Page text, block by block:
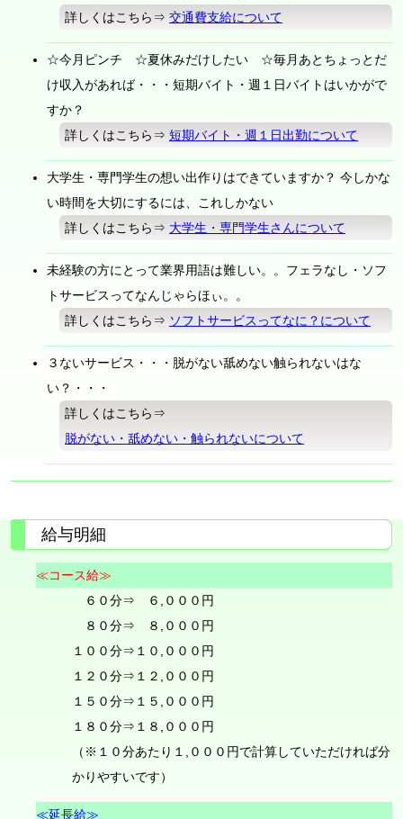
詳しくはこちら⇒交通費支給について
☆今月ピンチ ☆夏休みだけしたい ☆毎月あとちょっとだ
け収入があれば・・・短期バイト・週１日バイトはいかがで
すか？
詳しくはこちら⇒短期バイト・週１日出勤について
大学生・専門学生の想い出作りはできていますか？ 今しかな
い時間を大切にするには、これしかない
詳しくはこちら⇒ 大学生・専門学生さんについて
未経験の方にとって業界用語は難しい。。フェラなし・ソフ
トサービスってなんじゃらほぃ。。
詳しくはこちら⇒ ソフトサービスってなに？について
３ないサービス・・・脱がない舐めない触られないはな
い？・・・
詳しくはこちら⇒
脱がない・舐めない・触られないについて
給与明細
≪コース給≫
６０分⇒ ６,０００円
８０分⇒ ８,０００円
１００分⇒１０,０００円
１２０分⇒１２,０００円
１５０分⇒１５,０００円
１８０分⇒１８,０００円
（※１０分あたり１,０００円で計算していただければ分
かりやすいです）
≪延長給≫